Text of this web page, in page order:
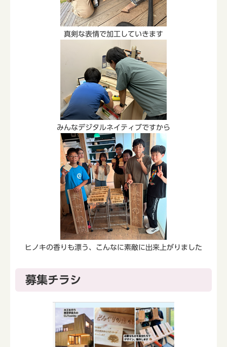
真剣な表情で加工していきます
みんなデジタルネイティブですから
ヒノキの香りも漂う、こんなに素敵に出来上がりました
募集チラシ